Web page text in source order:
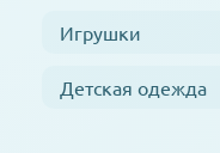
Игрушки
Детская одежда